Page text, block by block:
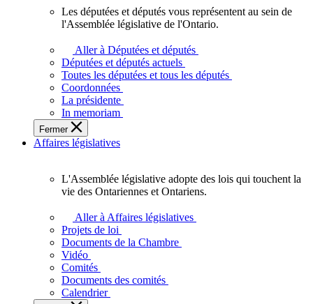
députés
vous
représentent
sein
de
l'Assemblée
législative
l'Ontario.
Les députées et députés vous représentent au sein de
l'Assemblée législative de l'Ontario.
Aller à Députées et députés
Députées et députés actuels
Toutes les députées et tous les députés
Coordonnées
La présidente
In memoriam
Fermer
Affaires législatives
L'Assemblée
adopte
touchent
L'Assemblée législative adopte des lois qui touchent la
vie des Ontariennes et Ontariens.
Aller à Affaires législatives
Projets de loi
Documents de la Chambre
Vidéo
Comités
Documents des comités
Calendrier